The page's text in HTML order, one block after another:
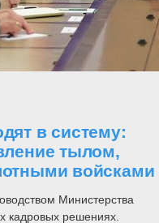
в систему:
тылом,
войсками
Министерства
кадровых решениях.